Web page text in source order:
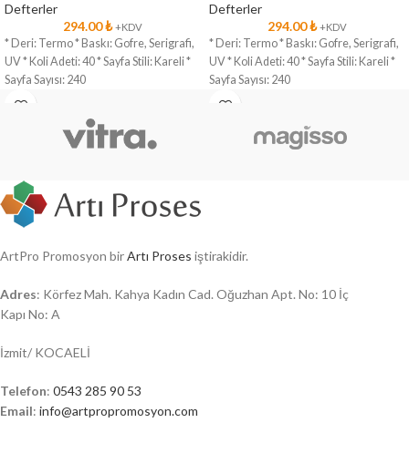
Defterler
294.00₺ +KDV
* Deri: Termo * Baskı: Gofre, Serigrafi,
UV * Koli Adeti: 40 * Sayfa Stili: Kareli *
Sayfa Sayısı: 240
Defterler
294.00₺ +KDV
* Deri: Termo * Baskı: Gofre, Serigrafi,
UV * Koli Adeti: 40 * Sayfa Stili: Kareli *
Sayfa Sayısı: 240
ArtPro Promosyon birArtı Proses iştirakidir.
Adres: Körfez Mah. Kahya Kadın Cad. Oğuzhan Apt. No: 10 İç
Kapı No: A
İzmit/ KOCAELİ
Telefon: 0543 285 90 53
Email: info@artpropromosyon.com